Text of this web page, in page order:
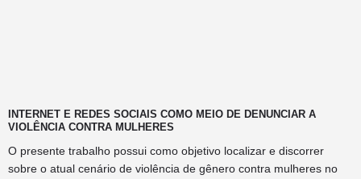
INTERNET E REDES SOCIAIS COMO MEIO DE DENUNCIAR A
VIOLÊNCIA CONTRA MULHERES
O presente trabalho possui como objetivo localizar e discorrer
sobre o atual cenário de violência de gênero contra mulheres no